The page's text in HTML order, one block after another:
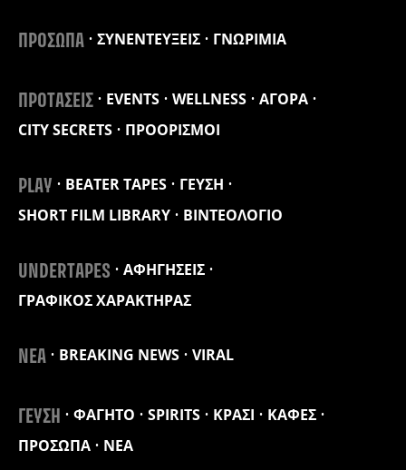
ΠΡΟΣΩΠΑ ΣΥΝΕΝΤΕΥΞΕΙΣ ΓΝΩΡΙΜΙΑ
ΠΡΟΤΑΣΕΙΣ EVENTS WELLNESS
ΑΓΟΡΑ
CITY SECRETS
ΠΡΟΟΡΙΣΜΟΙ
PLAY BEATER TAPES
ΓΕΥΣΗ
SHORT FILM LIBRARY
ΒΙΝΤΕΟΛΟΓΙΟ
UNDERTAPES
ΑΦΗΓΗΣΕΙΣ
ΓΡΑΦΙΚΟΣ ΧΑΡΑΚΤΗΡΑΣ
ΝΕΑ BREAKING NEWS VIRAL
ΓΕΥΣΗ ΦΑΓΗΤΟ SPIRITS ΚΡΑΣΙ
ΚΑΦΕΣ
ΠΡΟΣΩΠΑ
ΝΕΑ